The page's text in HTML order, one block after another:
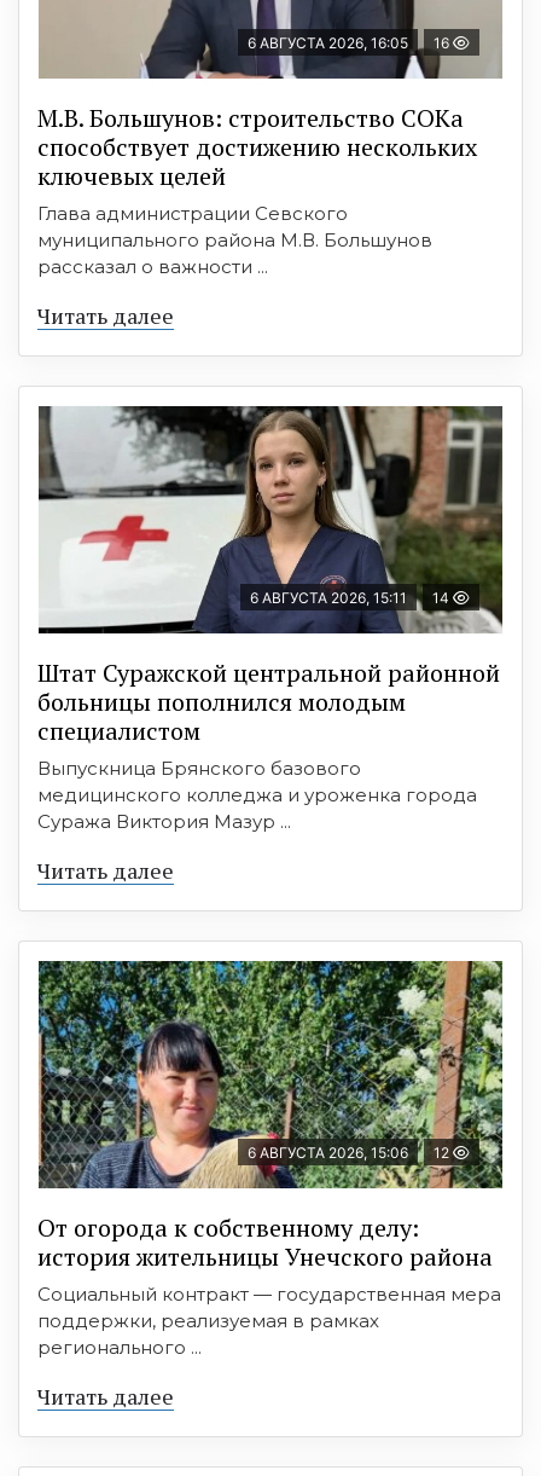
6 АВГУСТА 2026, 16:05 16
М.В. Большунов: строительство СОКа
способствует достижению нескольких
ключевых целей
Глава администрации Севского
муниципального района М.В. Большунов
рассказал о важности ...
Читать далее
6 АВГУСТА 2026, 15:11 14
Штат Суражской центральной районной
больницы пополнился молодым
специалистом
Выпускница Брянского базового
медицинского колледжа и уроженка города
Суража Виктория Мазур ...
Читать далее
6 АВГУСТА 2026, 15:06 12
От огорода к собственному делу:
история жительницы Унечского района
Социальный контракт — государственная мера
поддержки, реализуемая в рамках
регионального ...
Читать далее